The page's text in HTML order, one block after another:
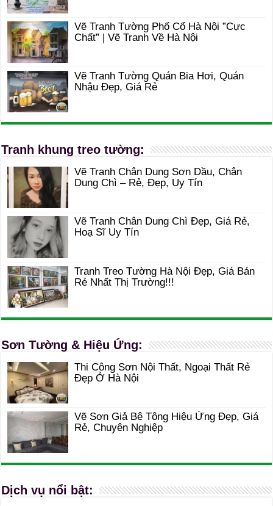
Vẽ Tranh Tường Phố Cổ Hà Nội ”Cực
Chất” | Vẽ Tranh Về Hà Nội
Vẽ Tranh Tường Quán Bia Hơi, Quán
Nhậu Đẹp, Giá Rẻ
Tranh khung treo tường:
Vẽ Tranh Chân Dung Sơn Dầu, Chân
Dung Chì – Rẻ, Đẹp, Uy Tín
Vẽ Tranh Chân Dung Chì Đẹp, Giá Rẻ,
Hoạ Sĩ Uy Tín
Tranh Treo Tường Hà Nội Đẹp, Giá Bán
Rẻ Nhất Thị Trường!!!
Sơn Tường & Hiệu Ứng:
Thi Công Sơn Nội Thất, Ngoại Thất Rẻ
Đẹp Ở Hà Nội
Vẽ Sơn Giả Bê Tông Hiệu Ứng Đẹp, Giá
Rẻ, Chuyên Nghiệp
Dịch vụ nổi bật: